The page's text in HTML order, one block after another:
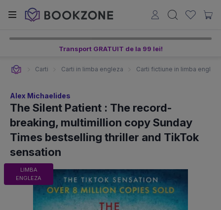
Transport GRATUIT de la 99 lei!
Carti Carti in limba engleza Carti fictiune in limba engleza
Alex Michaelides
The Silent Patient : The record-
breaking, multimillion copy Sunday
Times bestselling thriller and TikTok
sensation
LIMBA
ENGLEZA